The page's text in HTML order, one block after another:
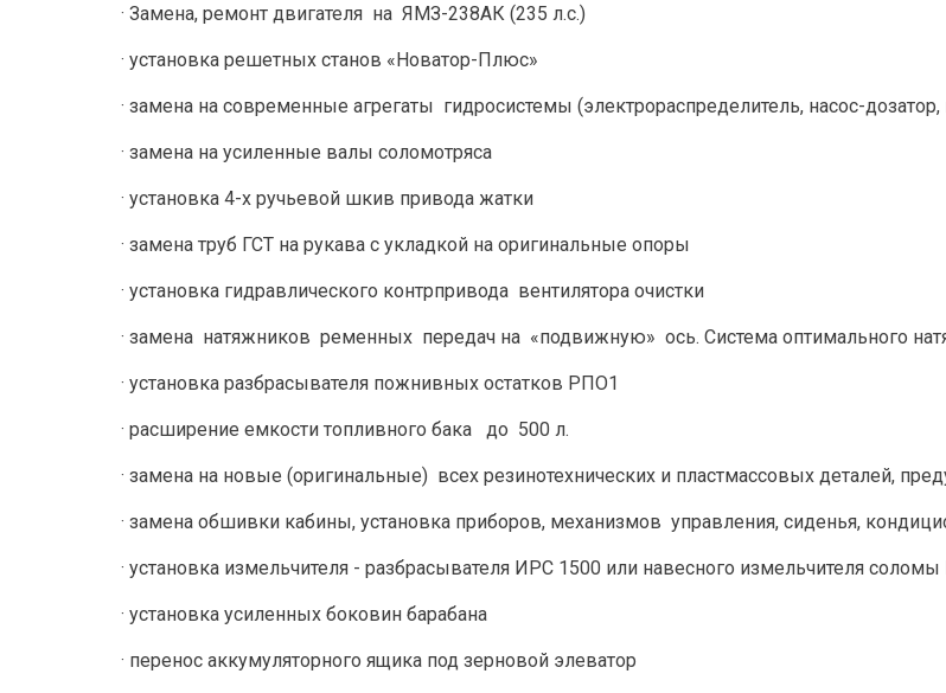
· Замена, ремонт двигателя  на  ЯМЗ-238АК (235 л.с.)
· установка решетных станов «Новатор-Плюс»
· замена на современные агрегаты  гидросистемы (электрораспределитель, насос-
· замена на усиленные валы соломотряса
· установка 4-х ручьевой шкив привода жатки
· замена труб ГСТ на рукава с укладкой на оригинальные опоры
· установка гидравлического контрпривода  вентилятора очистки
· замена  натяжников  ременных  передач на  «подвижную»  ось. Система оптимального
· установка разбрасывателя пожнивных остатков РПО1
· расширение емкости топливного бака   до  500 л.
· замена на новые (оригинальные)  всех резинотехнических и пластмассовых деталей,
· замена обшивки кабины, установка приборов, механизмов  управления, сиденья,
· установка измельчителя - разбрасывателя ИРС 1500 или навесного измельчителя
· установка усиленных боковин барабана
· перенос аккумуляторного ящика под зерновой элеватор